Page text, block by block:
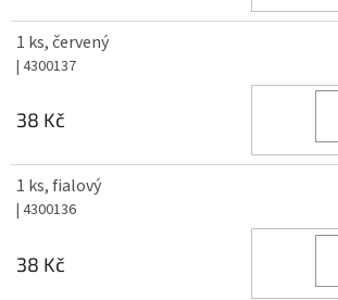
1 ks, červený
| 4300137
38 Kč
1 ks, fialový
| 4300136
38 Kč